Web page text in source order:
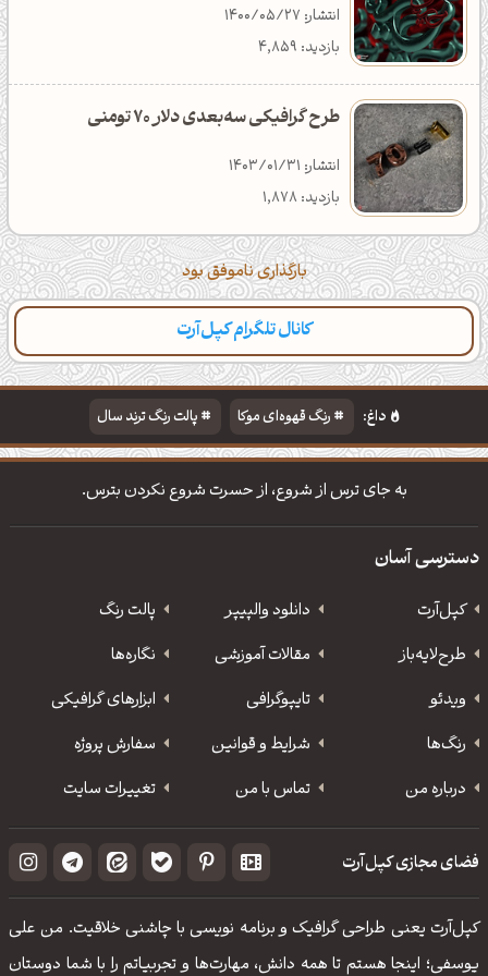
انتشار: 1400/05/27
بازدید: 4,859
طرح گرافیکی سه‌بعدی دلار 70 تومنی
انتشار: 1403/01/31
بازدید: 1,878
بارگذاری ناموفق بود
کانال تلگرام کپل‌آرت
دسته‌بندی مطالب تازه تایپوگرافی پالت‌ها
داغ: رنگ قهوه‌ای موکا
پالت رنگ ترند سال
دانلود والپیپر مذهبی
تایپوگرافی شعر مولانا
به جای ترس از شروع، از حسرت شروع نکردن بترس.
دسترسی آسان
کپل‌آرت دانلود‌ والپیپر
پالت رنگ
طرح‌لایه‌باز
مقالات آموزشی
نگاره‌ها
ویدئو
‌تایپوگرافی
ابزارهای گرافیکی
رنگ‌ها
شرایط و قوانین
سفارش پروژه
درباره من
تماس با من تغییرات سایت
فضای مجازی کپل‌آرت
کپل‌آرت یعنی طراحی گرافیک و برنامه نویسی با چاشنی خلاقیت. من علی
یوسفی؛ اینجا هستم تا همه دانش، مهارت‌‌ها و تجربیاتم را با شما دوستان